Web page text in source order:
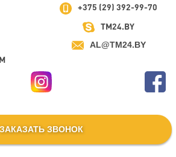
+375 (29) 392-99-70
TM24.BY
AL@TM24.BY
ЗАКАЗАТЬ ЗВОНОК